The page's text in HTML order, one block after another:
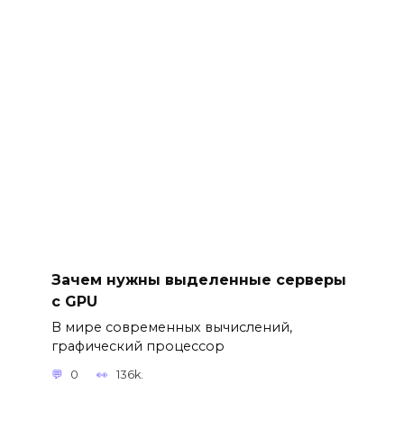
Зачем нужны выделенные серверы
с GPU
В мире современных вычислений,
графический процессор
0 136k.